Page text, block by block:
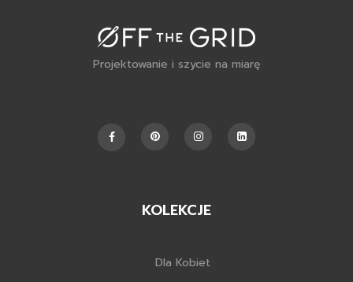
Projektowanie i szycie na miarę
KOLEKCJE
Dla Kobiet